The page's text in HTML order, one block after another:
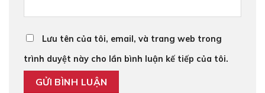
Lưu tên của tôi, email, và trang web trong
trình duyệt này cho lần bình luận kế tiếp của tôi.